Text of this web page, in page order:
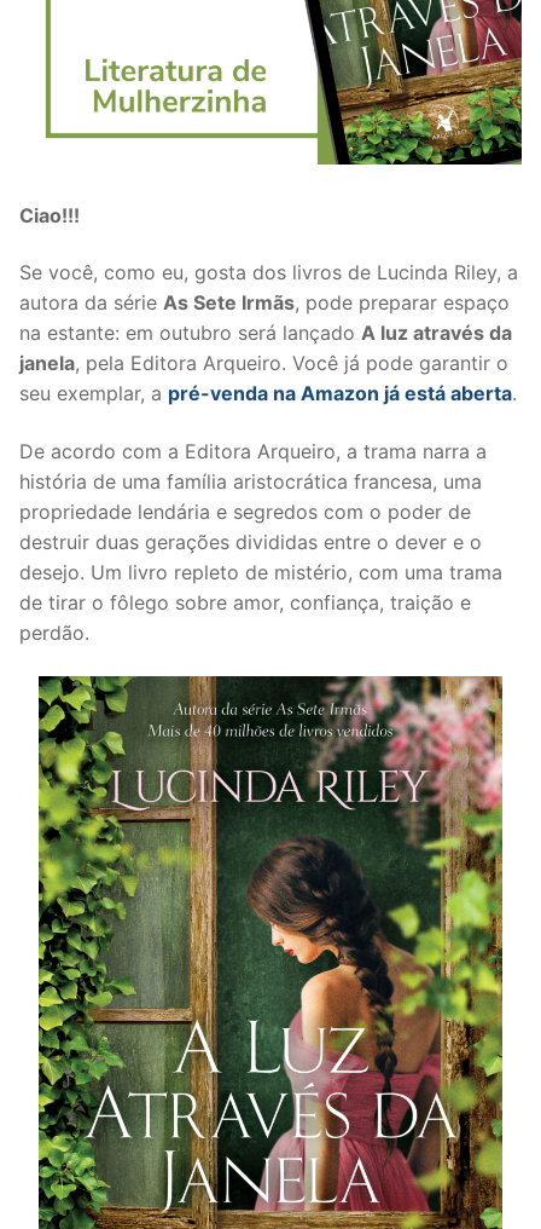
Ciao!!!
Se você, como eu, gosta dos livros de Lucinda Riley, a
autora da série As Sete Irmãs, pode preparar espaço
na estante: em outubro será lançado A luz através da
janela, pela Editora Arqueiro. Você já pode garantir o
seu exemplar, a pré-venda na Amazon já está aberta.
De acordo com a Editora Arqueiro, a trama narra a
história de uma família aristocrática francesa, uma
propriedade lendária e segredos com o poder de
destruir duas gerações divididas entre o dever e o
desejo. Um livro repleto de mistério, com uma trama
de tirar o fôlego sobre amor, confiança, traição e
perdão.